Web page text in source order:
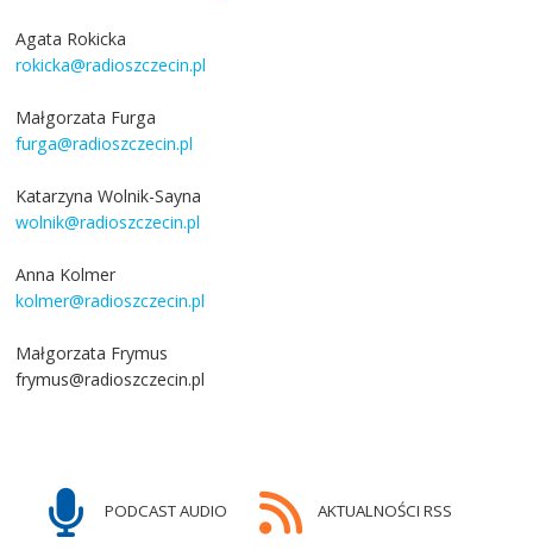
Agata Rokicka
rokicka@radioszczecin.pl
Małgorzata Furga
furga@radioszczecin.pl
Katarzyna Wolnik-Sayna
wolnik@radioszczecin.pl
Anna Kolmer
kolmer@radioszczecin.pl
Małgorzata Frymus
frymus@radioszczecin.pl
PODCAST AUDIO AKTUALNOŚCI RSS